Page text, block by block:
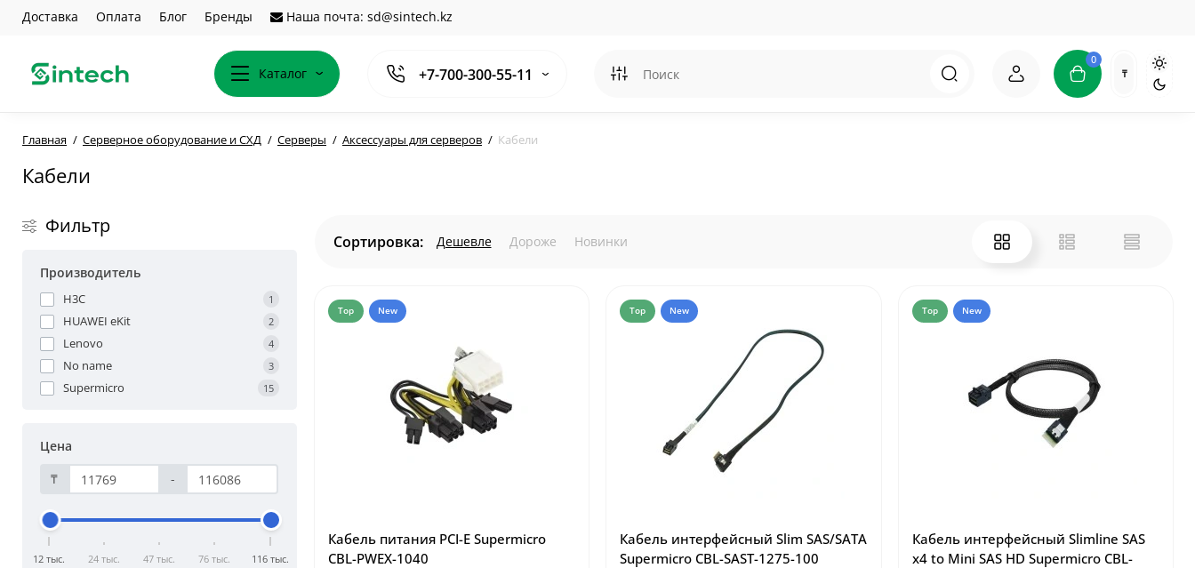
Доставка Оплата Блог Бренды Наша почта: sd@sintech.kz
Каталог +7-700-300-55-11
0
₸
Главная Серверное оборудование и СХД Серверы Аксессуары для серверов Кабели
Кабели
Фильтр
Производитель
H3C 1
HUAWEI eKit 2
Lenovo 4
No name 3
Supermicro 15
Цена
₸
-
12 тыс. 24 тыс. 47 тыс. 76 тыс. 116 тыс.
Сортировка: Дешевле Дороже Новинки
Top New
Кабель питания PCI-E Supermicro
CBL-PWEX-1040
Top New
Кабель интерфейсный Slim SAS/SATA
Supermicro CBL-SAST-1275-100
Top New
Кабель интерфейсный Slimline SAS
x4 to Mini SAS HD Supermicro CBL-